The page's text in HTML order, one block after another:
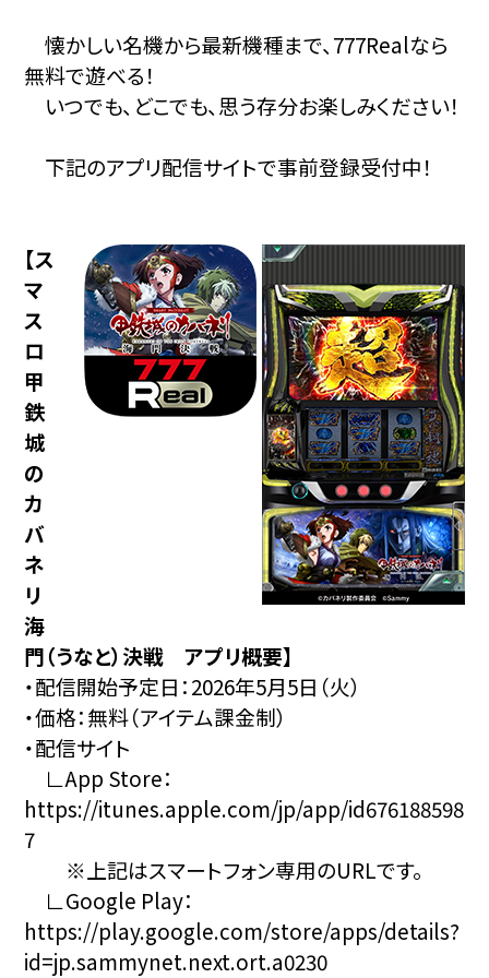
懐かしい名機から最新機種まで、777Realなら
無料で遊べる！
いつでも、どこでも、思う存分お楽しみください！
下記のアプリ配信サイトで事前登録受付中！
【ス
マ
ス
ロ
甲
鉄
城
の
カ
バ
ネ
リ
海
門（うなと）決戦 アプリ概要】
・配信開始予定日：2026年5月5日（火）
・価格：無料（アイテム課金制）
・配信サイト
∟App Store：
https://itunes.apple.com/jp/app/id676188598
7
※上記はスマートフォン専用のURLです。
∟Google Play：
https://play.google.com/store/apps/details?
id=jp.sammynet.next.ort.a0230